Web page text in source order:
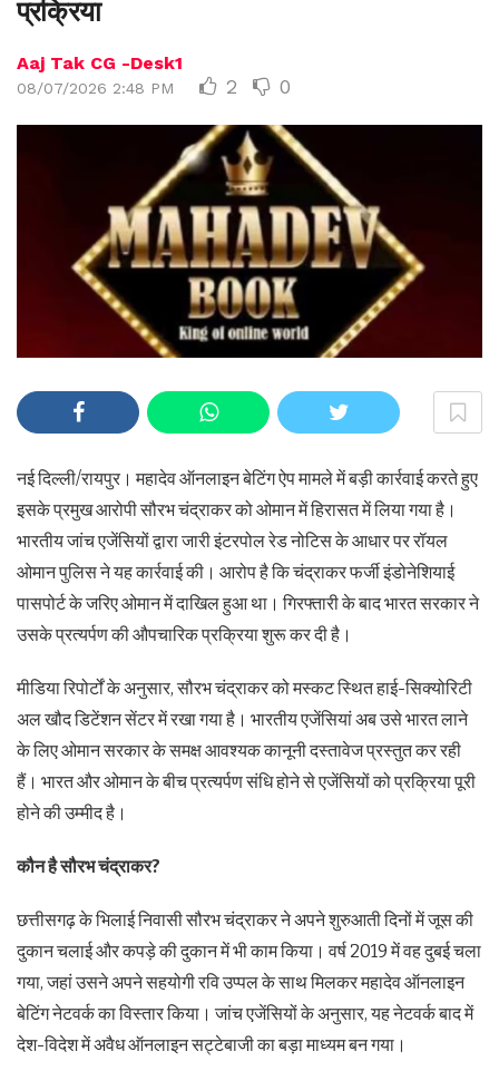
प्रक्रिया
Aaj Tak CG -Desk1
08/07/2026 2:48 PM 2 0
नई दिल्ली/रायपुर। महादेव ऑनलाइन बेटिंग ऐप मामले में बड़ी कार्रवाई करते हुए
इसके प्रमुख आरोपी सौरभ चंद्राकर को ओमान में हिरासत में लिया गया है।
भारतीय जांच एजेंसियों द्वारा जारी इंटरपोल रेड नोटिस के आधार पर रॉयल
ओमान पुलिस ने यह कार्रवाई की। आरोप है कि चंद्राकर फर्जी इंडोनेशियाई
पासपोर्ट के जरिए ओमान में दाखिल हुआ था। गिरफ्तारी के बाद भारत सरकार ने
उसके प्रत्यर्पण की औपचारिक प्रक्रिया शुरू कर दी है।
मीडिया रिपोर्टों के अनुसार, सौरभ चंद्राकर को मस्कट स्थित हाई-सिक्योरिटी
अल खौद डिटेंशन सेंटर में रखा गया है। भारतीय एजेंसियां अब उसे भारत लाने
के लिए ओमान सरकार के समक्ष आवश्यक कानूनी दस्तावेज प्रस्तुत कर रही
हैं। भारत और ओमान के बीच प्रत्यर्पण संधि होने से एजेंसियों को प्रक्रिया पूरी
होने की उम्मीद है।
कौन है सौरभ चंद्राकर?
छत्तीसगढ़ के भिलाई निवासी सौरभ चंद्राकर ने अपने शुरुआती दिनों में जूस की
दुकान चलाई और कपड़े की दुकान में भी काम किया। वर्ष 2019 में वह दुबई चला
गया, जहां उसने अपने सहयोगी रवि उप्पल के साथ मिलकर महादेव ऑनलाइन
बेटिंग नेटवर्क का विस्तार किया। जांच एजेंसियों के अनुसार, यह नेटवर्क बाद में
देश-विदेश में अवैध ऑनलाइन सट्टेबाजी का बड़ा माध्यम बन गया।